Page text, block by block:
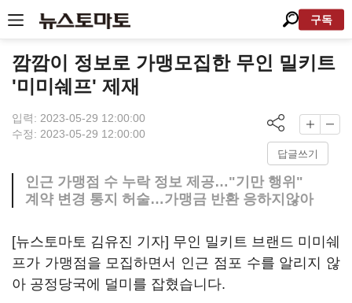
구독
깜깜이 정보로 가맹모집한 무인 밀키트
'미미쉐프' 제재
입력: 2023-05-29 12:00:00
수정: 2023-05-29 12:00:00
답글쓰기
인근 가맹점 수 누락 정보 제공…"기만 행위"
계약 변경 통지 허술…가맹금 반환 응하지않아
[뉴스토마토 김유진 기자] 무인 밀키트 브랜드 미미쉐
프가 가맹점을 모집하면서 인근 점포 수를 알리지 않
아 공정당국에 덜미를 잡혔습니다.